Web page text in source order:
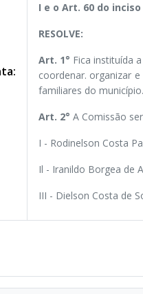
I e o Art. 60 do
RESOLVE:
Art. 1° Fica instituída
coordenar. organizar
familiares do município.
Art. 2° A Comissão
I - Rodinelson Costa
Il - Iranildo Borgea de
III - Dielson Costa de